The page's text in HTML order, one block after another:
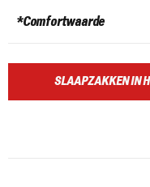
*Comfortwaarde
SLAAPZAKKEN IN